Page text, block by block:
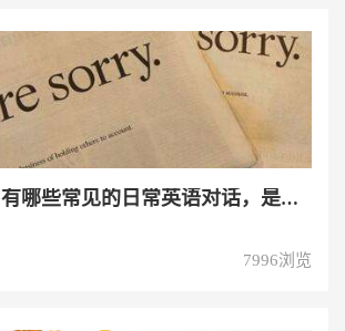
有哪些常见的日常英语对话，是什么
7996浏览